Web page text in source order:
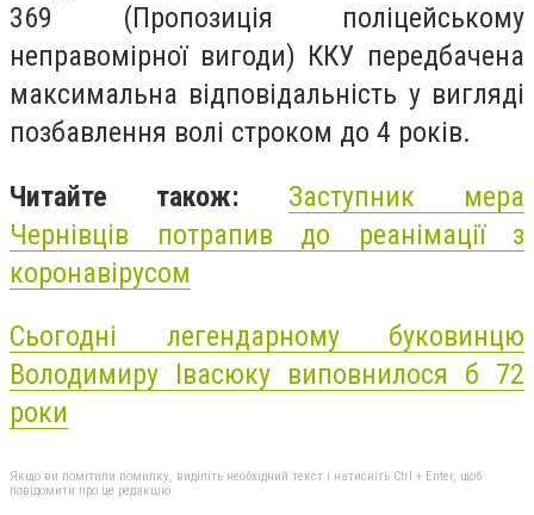
369 (Пропозиція поліцейському
неправомірної вигоди) ККУ передбачена
максимальна відповідальність у вигляді
позбавлення волі строком до 4 років.
Читайте також: Заступник мера
Чернівців потрапив до реанімації з
коронавірусом
Сьогодні легендарному буковинцю
Володимиру Івасюку виповнилося б 72
роки
Якщо ви помітили помилку, виділіть необхідний текст і натисніть Ctrl + Enter, щоб
повідомити про це редакцію